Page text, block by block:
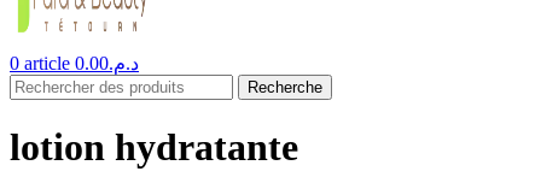
0 article د.م.0.00
Recherche
lotion hydratante